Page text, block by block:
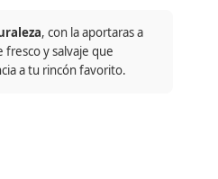
, con la aportaras a
fresco y salvaje que
a tu rincón favorito.